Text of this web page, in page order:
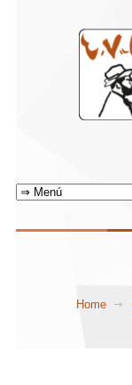
Home